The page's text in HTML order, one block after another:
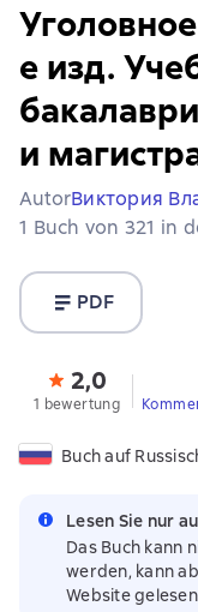
е изд.
и
AutorВиктория
1 Buch von 321 in
PDF
2,0
1 bewertung
Buch auf
Lesen Sie nur
Das Buch kann
werden, kann
Website